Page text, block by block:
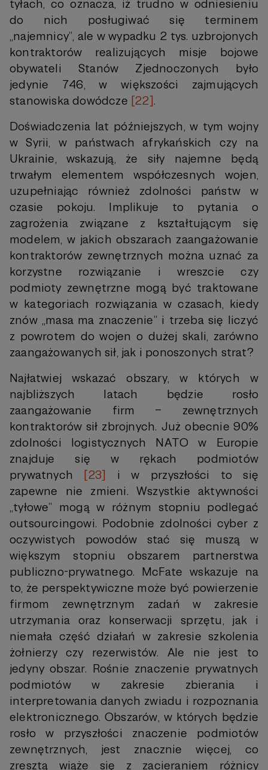
tyłach, co oznacza, iż trudno w odniesieniu
do nich posługiwać się terminem
„najemnicy”, ale w wypadku 2 tys. uzbrojonych
kontraktorów realizujących misje bojowe
obywateli Stanów Zjednoczonych było
jedynie 746, w większości zajmujących
stanowiska dowódcze [22].
Doświadczenia lat późniejszych, w tym wojny
w Syrii, w państwach afrykańskich czy na
Ukrainie, wskazują, że siły najemne będą
trwałym elementem współczesnych wojen,
uzupełniając również zdolności państw w
czasie pokoju. Implikuje to pytania o
zagrożenia związane z kształtującym się
modelem, w jakich obszarach zaangażowanie
kontraktorów zewnętrznych można uznać za
korzystne rozwiązanie i wreszcie czy
podmioty zewnętrzne mogą być traktowane
w kategoriach rozwiązania w czasach, kiedy
znów „masa ma znaczenie” i trzeba się liczyć
z powrotem do wojen o dużej skali, zarówno
zaangażowanych sił, jak i ponoszonych strat?
Najłatwiej wskazać obszary, w których w
najbliższych latach będzie rosło
zaangażowanie firm – zewnętrznych
kontraktorów sił zbrojnych. Już obecnie 90%
zdolności logistycznych NATO w Europie
znajduje się w rękach podmiotów
prywatnych [23] i w przyszłości to się
zapewne nie zmieni. Wszystkie aktywności
„tyłowe” mogą w różnym stopniu podlegać
outsourcingowi. Podobnie zdolności cyber z
oczywistych powodów stać się muszą w
większym stopniu obszarem partnerstwa
publiczno-prywatnego. McFate wskazuje na
to, że perspektywiczne może być powierzenie
firmom zewnętrznym zadań w zakresie
utrzymania oraz konserwacji sprzętu, jak i
niemała część działań w zakresie szkolenia
żołnierzy czy rezerwistów. Ale nie jest to
jedyny obszar. Rośnie znaczenie prywatnych
podmiotów w zakresie zbierania i
interpretowania danych zwiadu i rozpoznania
elektronicznego. Obszarów, w których będzie
rosło w przyszłości znaczenie podmiotów
zewnętrznych, jest znacznie więcej, co
zresztą wiąże się z zacieraniem różnicy